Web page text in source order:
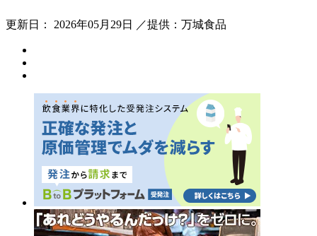
更新日： 2026年05月29日 ／提供：万城食品